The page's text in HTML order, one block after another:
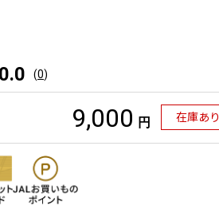
0.0 (0)
9,000 円 在庫あり